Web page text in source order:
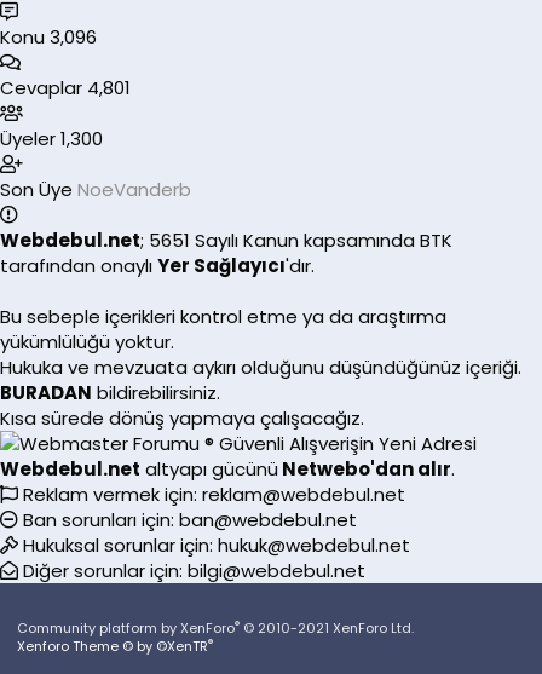
Konu3,096
Cevaplar 4,801
Üyeler1,300
Son Üye NoeVanderb
Webdebul.net; 5651 Sayılı Kanun kapsamında BTK
tarafından onaylıYer Sağlayıcı'dır.
Bu sebeple içerikleri kontrol etme ya da araştırma
yükümlülüğü yoktur.
Hukuka ve mevzuata aykırı olduğunu düşündüğünüz içeriği.
BURADAN bildirebilirsiniz.
Kısa sürede dönüş yapmaya çalışacağız.
Webdebul.net altyapı gücünüNetwebo'dan alır.
Reklam vermek için: reklam@webdebul.net
Ban sorunları için: ban@webdebul.net
Hukuksal sorunlar için: hukuk@webdebul.net
Diğer sorunlar için: bilgi@webdebul.net
Community platform by XenForo® © 2010-2021 XenForo Ltd.
Xenforo Theme © by ©XenTR®